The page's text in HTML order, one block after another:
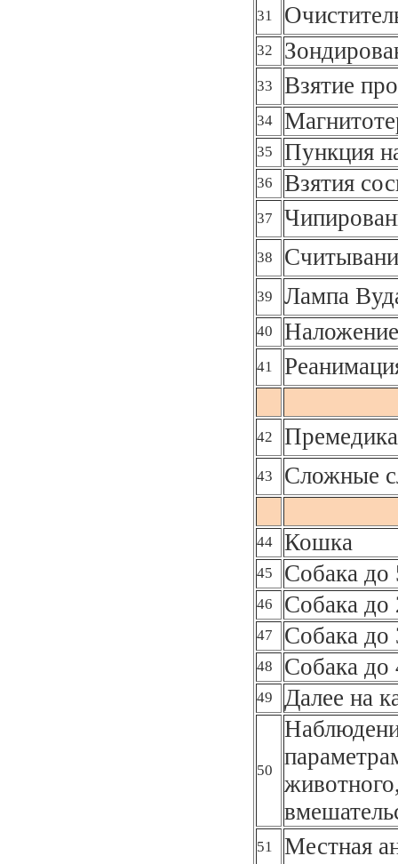
31
32
33 Взятие
34
35 Пункция
36 Взятия
37
38
39 Лампа
40
41
42
43 Сложные
44 Кошка
45 Собака до
46 Собака до
47 Собака до
48 Собака до
49 Далее на
50
51 Местная